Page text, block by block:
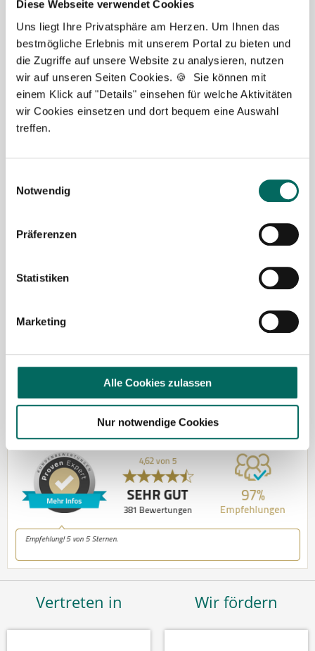
Diese Webseite verwendet Cookies
Uns liegt Ihre Privatsphäre am Herzen. Um Ihnen das
bestmögliche Erlebnis mit unserem Portal zu bieten und
die Zugriffe auf unsere Website zu analysieren, nutzen
wir auf unseren Seiten Cookies. 🍪 Sie können mit
einem Klick auf "Details" einsehen für welche Aktivitäten
wir Cookies einsetzen und dort bequem eine Auswahl
treffen.
Notwendig
Präferenzen
Statistiken
Marketing
Alle Cookies zulassen
Nur notwendige Cookies
Jasmin Siebeck - Teamleitung
Lassen Sie mich Ihnen bei der Stellensuche helfen.
Gemeinsam finden wir eine passende Apotheke, in
Team erweitern können. Bei Fragen stehe ich Ihnen
Jetzt zur kostenlosen Stellenanfrage
Kontakt
Fax: +49 (0) 521 / 911 730 31
hallo@deutscher-apotheker-service.de
Vertreten in Wir fördern